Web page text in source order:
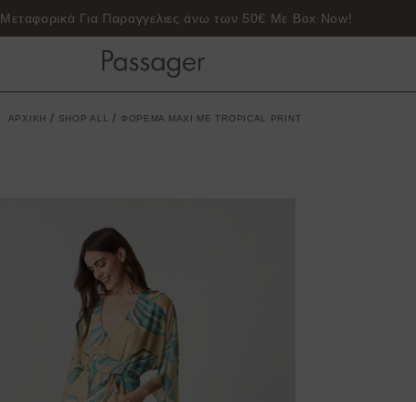
Δωρεάν μεταφορικά για παραγγελίες 50€ και άνω
ΑΡΧΙΚΗ / SHOP ALL / ΦΟΡΕΜΑ MAXI ΜΕ TROPICAL PRINT